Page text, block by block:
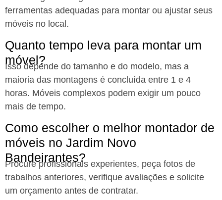
ferramentas adequadas para montar ou ajustar seus
móveis no local.
Quanto tempo leva para montar um
móvel?
Isso depende do tamanho e do modelo, mas a
maioria das montagens é concluída entre 1 e 4
horas. Móveis complexos podem exigir um pouco
mais de tempo.
Como escolher o melhor montador de
móveis no Jardim Novo
Bandeirantes?
Procure profissionais experientes, peça fotos de
trabalhos anteriores, verifique avaliações e solicite
um orçamento antes de contratar.